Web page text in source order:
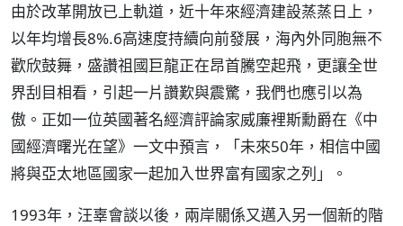
由於改革開放已上軌道，近十年來經濟建設蒸蒸日上，
以年均增長8%.6高速度持續向前發展，海內外同胞無不
歡欣鼓舞，盛讚祖國巨龍正在昂首騰空起飛，更讓全世
界刮目相看，引起一片讚歎與震驚，我們也應引以為
傲。正如一位英國著名經濟評論家威廉裡斯勳爵在《中
國經濟曙光在望》一文中預言，「未來50年，相信中國
將與亞太地區國家一起加入世界富有國家之列」。
1993年，汪辜會談以後，兩岸關係又邁入另一個新的階